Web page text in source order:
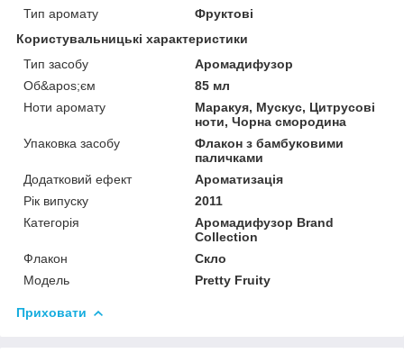
Тип аромату
Фруктові
Користувальницькі характеристики
Тип засобу
Аромадифузор
Об&apos;єм
85 мл
Ноти аромату
Маракуя, Мускус, Цитрусові
ноти, Чорна смородина
Упаковка засобу
Флакон з бамбуковими
паличками
Додатковий ефект
Ароматизація
Рік випуску
2011
Категорія
Аромадифузор Brand
Collection
Флакон
Скло
Мoдель
Pretty Fruity
Приховати